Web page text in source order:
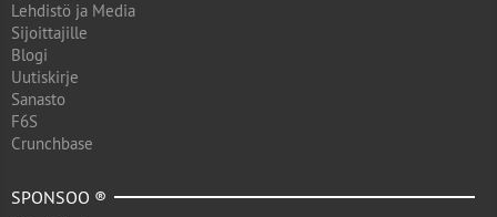
Lehdistö ja Media
Sijoittajille
Blogi
Uutiskirje
Sanasto
F6S
Crunchbase
SPONSOO ®